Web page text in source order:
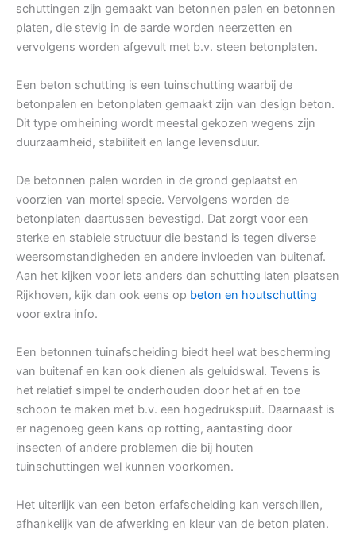
schuttingen zijn gemaakt van betonnen palen en betonnen
platen, die stevig in de aarde worden neerzetten en
vervolgens worden afgevult met b.v. steen betonplaten.
Een beton schutting is een tuinschutting waarbij de
betonpalen en betonplaten gemaakt zijn van design beton.
Dit type omheining wordt meestal gekozen wegens zijn
duurzaamheid, stabiliteit en lange levensduur.
De betonnen palen worden in de grond geplaatst en
voorzien van mortel specie. Vervolgens worden de
betonplaten daartussen bevestigd. Dat zorgt voor een
sterke en stabiele structuur die bestand is tegen diverse
weersomstandigheden en andere invloeden van buitenaf.
Aan het kijken voor iets anders dan schutting laten plaatsen
Rijkhoven, kijk dan ook eens op beton en houtschutting
voor extra info.
Een betonnen tuinafscheiding biedt heel wat bescherming
van buitenaf en kan ook dienen als geluidswal. Tevens is
het relatief simpel te onderhouden door het af en toe
schoon te maken met b.v. een hogedrukspuit. Daarnaast is
er nagenoeg geen kans op rotting, aantasting door
insecten of andere problemen die bij houten
tuinschuttingen wel kunnen voorkomen.
Het uiterlijk van een beton erfafscheiding kan verschillen,
afhankelijk van de afwerking en kleur van de beton platen.